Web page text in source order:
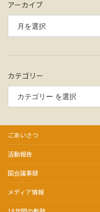
アーカイブ
カテゴリー
ごあいさつ
活動報告
国会議事録
メディア情報